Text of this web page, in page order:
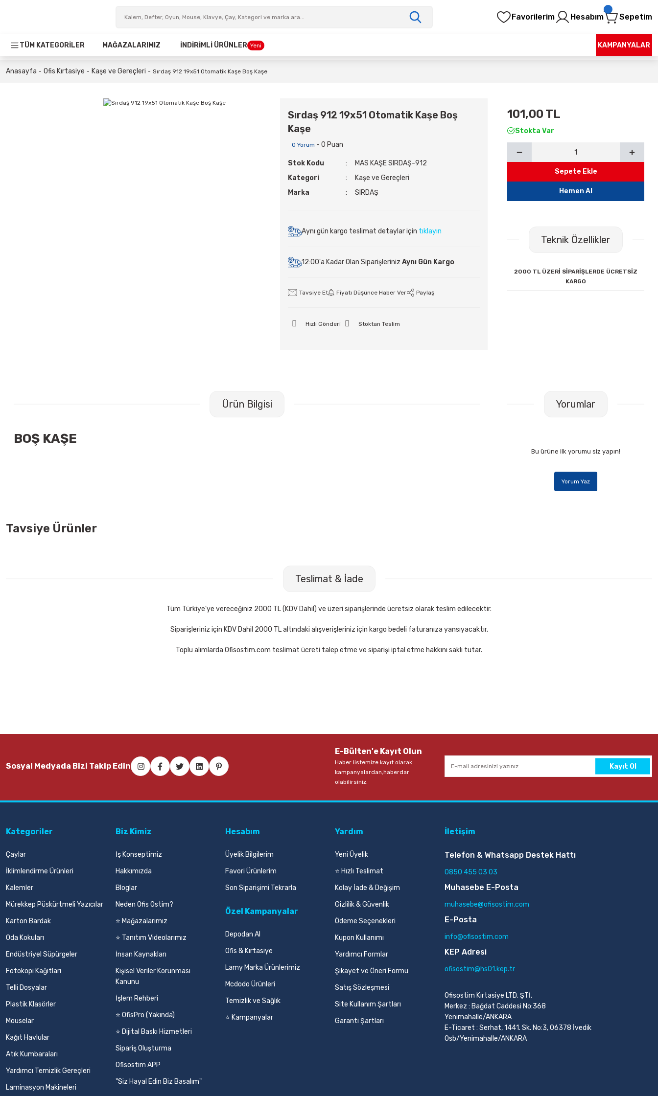
Favorilerim Hesabım Sepetim
TÜM KATEGORİLER MAĞAZALARIMIZ İNDİRİMLİ ÜRÜNLER Yeni KAMPANYALAR
Anasayfa Ofis Kırtasiye Kaşe ve Gereçleri Sırdaş 912 19x51 Otomatik Kaşe Boş Kaşe
Sırdaş 912 19x51 Otomatik Kaşe Boş
Kaşe
0 Yorum - 0 Puan
Stok Kodu
MAS KAŞE SIRDAŞ-912
Kategori
Kaşe ve Gereçleri
Marka
SIRDAŞ
Aynı gün kargo teslimat detaylar için tıklayın
12:00'a Kadar Olan Siparişleriniz Aynı Gün Kargo
Tavsiye Et Fiyatı Düşünce Haber Ver Paylaş
Hızlı Gönderi Stoktan Teslim
101,00 TL
Stokta Var
Sepete Ekle
Hemen Al
Teknik Özellikler
2000 TL ÜZERİ SİPARİŞLERDE ÜCRETSİZ
KARGO
Ürün Bilgisi
BOŞ KAŞE
Yorumlar
Bu ürüne ilk yorumu siz yapın!
Yorum Yaz
Tavsiye Ürünler
Teslimat & İade
Tüm Türkiye'ye vereceğiniz 2000 TL (KDV Dahil) ve üzeri siparişlerinde ücretsiz olarak teslim edilecektir.
Siparişleriniz için KDV Dahil 2000 TL altındaki alışverişleriniz için kargo bedeli faturanıza yansıyacaktır.
Toplu alımlarda Ofisostim.com teslimat ücreti talep etme ve siparişi iptal etme hakkını saklı tutar.
Sosyal Medyada Bizi Takip Edin
E-Bülten'e Kayıt Olun
Haber listemize kayıt olarak
kampanyalardan,haberdar
olabilirsiniz.
Kayıt Ol
Kategoriler
Çaylar
İklimlendirme Ürünleri
Kalemler
Mürekkep Püskürtmeli Yazıcılar
Karton Bardak
Oda Kokuları
Endüstriyel Süpürgeler
Fotokopi Kağıtları
Telli Dosyalar
Plastik Klasörler
Mouselar
Kağıt Havlular
Atık Kumbaraları
Yardımcı Temizlik Gereçleri
Laminasyon Makineleri
Biz Kimiz
İş Konseptimiz
Hakkımızda
Bloglar
Neden Ofis Ostim?
⭐ Mağazalarımız
⭐ Tanıtım Videolarımız
İnsan Kaynakları
Kişisel Veriler Korunması
Kanunu
İşlem Rehberi
⭐ OfisPro (Yakında)
⭐ Dijital Baskı Hizmetleri
Sipariş Oluşturma
Ofisostim APP
"Siz Hayal Edin Biz Basalım"
Hesabım
Üyelik Bilgilerim
Favori Ürünlerim
Son Siparişimi Tekrarla
Özel Kampanyalar
Depodan Al
Ofis & Kırtasiye
Lamy Marka Ürünlerimiz
Mcdodo Ürünleri
Temizlik ve Sağlık
⭐ Kampanyalar
Yardım
Yeni Üyelik
⭐ Hızlı Teslimat
Kolay İade & Değişim
Gizlilik & Güvenlik
Ödeme Seçenekleri
Kupon Kullanımı
Yardımcı Formlar
Şikayet ve Öneri Formu
Satış Sözleşmesi
Site Kullanım Şartları
Garanti Şartları
İletişim
Telefon & Whatsapp Destek Hattı
0850 455 03 03
Muhasebe E-Posta
muhasebe@ofisostim.com
E-Posta
info@ofisostim.com
KEP Adresi
ofisostim@hs01.kep.tr
Ofisostim Kırtasiye LTD. ŞTİ.
Merkez : Bağdat Caddesi No:368
Yenimahalle/ANKARA
E-Ticaret : Serhat, 1441. Sk. No:3, 06378 İvedik
Osb/Yenimahalle/ANKARA